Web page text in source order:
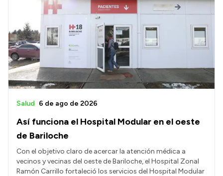
Así funciona el Hospital Modular en el oeste
de Bariloche
Salud 6 de ago de 2026
Con el objetivo claro de acercar la atención médica a
vecinos y vecinas del oeste de Bariloche, el Hospital Zonal
Ramón Carrillo fortaleció los servicios del Hospital Modular